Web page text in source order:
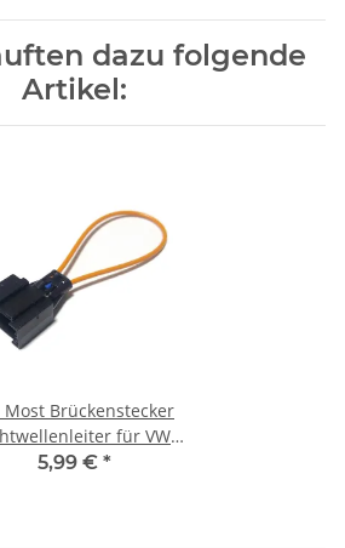
dazu folgende
Artikel:
Most Brückenstecker
für VW
BMW MB optical
5,99 € *